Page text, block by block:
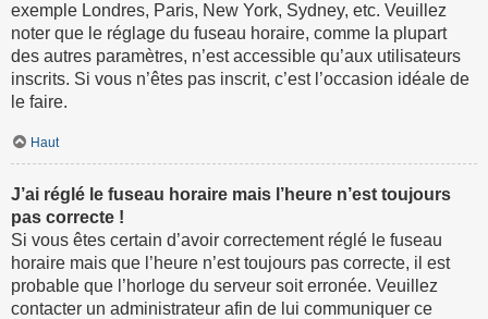
exemple Londres, Paris, New York, Sydney, etc. Veuillez
noter que le réglage du fuseau horaire, comme la plupart
des autres paramètres, n’est accessible qu’aux utilisateurs
inscrits. Si vous n’êtes pas inscrit, c’est l’occasion idéale de
le faire.
Haut
J’ai réglé le fuseau horaire mais l’heure n’est toujours
pas correcte !
Si vous êtes certain d’avoir correctement réglé le fuseau
horaire mais que l’heure n’est toujours pas correcte, il est
probable que l’horloge du serveur soit erronée. Veuillez
contacter un administrateur afin de lui communiquer ce